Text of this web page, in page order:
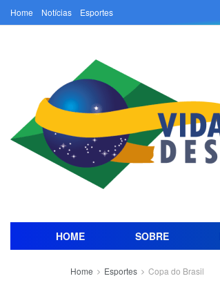
Home Notícias Esportes
HOME SOBRE
Home Esportes Copa do Brasil